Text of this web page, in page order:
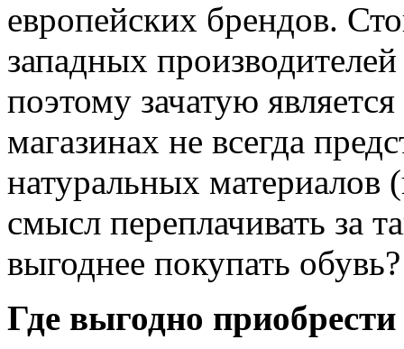
европейских брендов.
западных
поэтому зачатую
магазинах не всегда
натуральных
смысл переплачивать за
выгоднее покупать обувь?
Где выгодно приобрести